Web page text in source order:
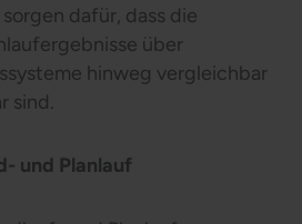
dafür, dass die
über
hinweg vergleichbar
sind.
und Planlauf